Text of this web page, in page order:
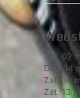
Zat. 02
Don. 14
Zat. 30
Zat. 13